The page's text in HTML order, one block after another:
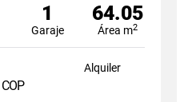
1
Garaje
64.05
Área m2
Alquiler
COP